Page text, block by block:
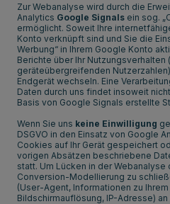
Zur Webanalyse wird durch die
Analytics Google Signals ein sog.
ermöglicht. Soweit Ihre
Konto verknüpft sind und Sie die
Werbung“ in Ihrem Google Konto
Berichte über Ihr Nutzungsverhalten
geräteübergreifenden
Endgerät wechseln. Eine
Daten durch uns findet insoweit
Basis von Google Signals erstellte
Wenn Sie uns keine Einwilligung
DSGVO in den Einsatz von Google
Cookies auf Ihr Gerät gespeichert
vorigen Absätzen beschriebene
statt. Um Lücken in der Webanalyse
Conversion-Modellierung zu
(User-Agent, Informationen zu
Bildschirmauflösung, IP-Adresse)